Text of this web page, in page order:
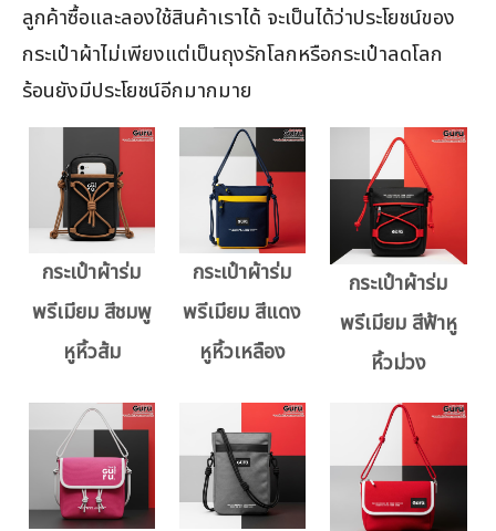
ลูกค้าซื้อและลองใช้สินค้าเราได้ จะเป็นได้ว่าประโยชน์ของ
กระเป๋าผ้าไม่เพียงแต่เป็นถุงรักโลกหรือกระเป๋าลดโลก
ร้อนยังมีประโยชน์อีกมากมาย
กระเป๋าผ้าร่ม
พรีเมียม สีชมพู
หูหิ้วส้ม
กระเป๋าผ้าร่ม
พรีเมียม สีแดง
หูหิ้วเหลือง
กระเป๋าผ้าร่ม
พรีเมียม สีฟ้าหู
หิ้วม่วง